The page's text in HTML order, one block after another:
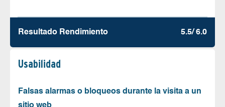
Resultado Rendimiento 5.5/ 6.0
Usabilidad
Falsas alarmas o bloqueos durante la visita a un